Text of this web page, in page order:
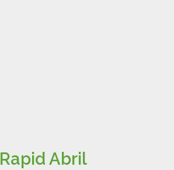
Rapid Abril